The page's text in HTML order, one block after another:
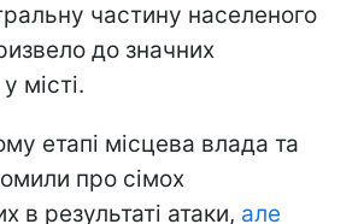
частину населеного
до значних
місті.
етапі місцева влада та
про сімох
в результаті атаки, але